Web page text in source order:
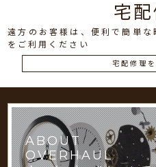
宅
遠方のお客様は、便利で簡単
をご利用ください
宅配修理
ABOUT
OVERHAUL